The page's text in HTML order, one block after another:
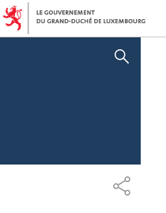
AFFICHER / MASQUER LA RECHERCHE
P
A